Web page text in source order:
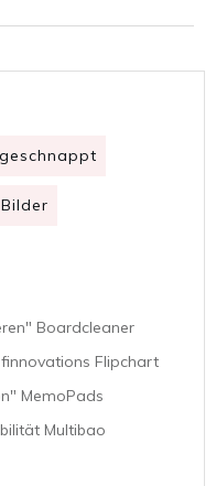
Boardcleaner
Flipchart
MemoPads
Multibao